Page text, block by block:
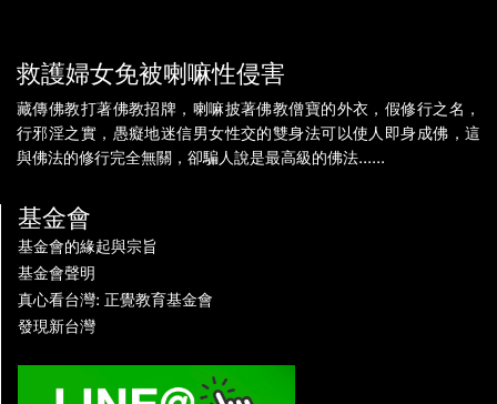
救護婦女免被喇嘛性侵害
藏傳佛教打著佛教招牌，喇嘛披著佛教僧寶的外衣，假修行之名，
行邪淫之實，愚癡地迷信男女性交的雙身法可以使人即身成佛，這
與佛法的修行完全無關，卻騙人說是最高級的佛法......
基金會
基金會的緣起與宗旨
基金會聲明
真心看台灣: 正覺教育基金會
發現新台灣